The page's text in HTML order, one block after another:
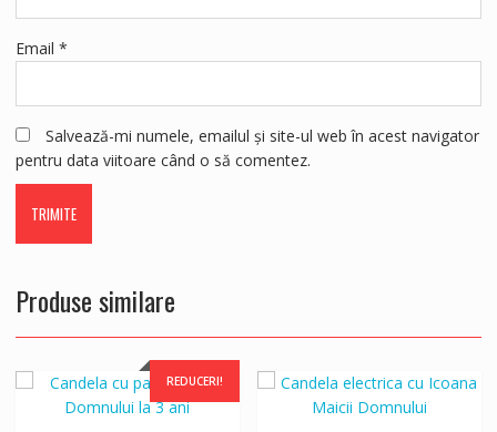
Email *
Salvează-mi numele, emailul și site-ul web în acest navigator
pentru data viitoare când o să comentez.
Produse similare
REDUCERI!